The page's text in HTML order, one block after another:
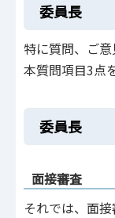
委員長
特に質問、ご
本質問項目3点
委員長
面接審査
それでは、面